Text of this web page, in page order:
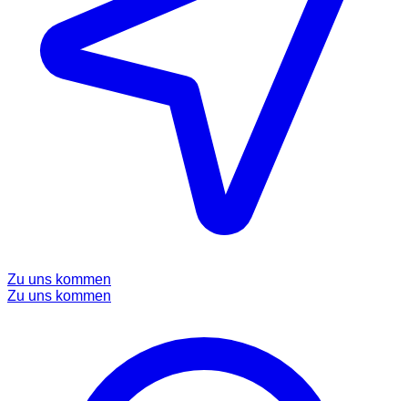
Zu uns kommen
Zu uns kommen